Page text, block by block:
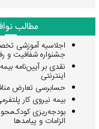
مطالب
اجلاسیه آموزشی
جشنواره شفافیت و
نقدی بر آیین‌نامه
اینترنتی
حسابرسی تعارض
بیمه نیروی کار
بودجه‌ریزی
الزامات و پیامدها